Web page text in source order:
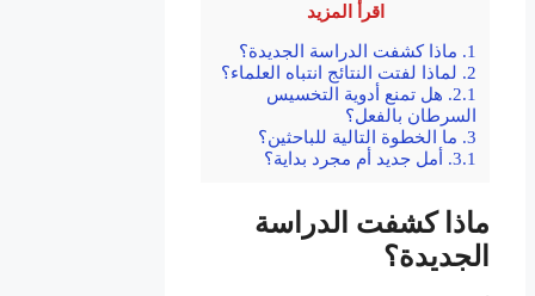
اقرأ المزيد
1. ماذا كشفت الدراسة الجديدة؟
2. لماذا لفتت النتائج انتباه العلماء؟
2.1. هل تمنع أدوية التخسيس
السرطان بالفعل؟
3. ما الخطوة التالية للباحثين؟
3.1. أمل جديد أم مجرد بداية؟
ماذا كشفت الدراسة
الجديدة؟